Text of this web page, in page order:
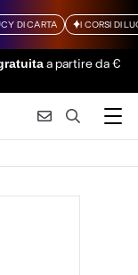
DI CARTA I CORSI DI
a partire da €